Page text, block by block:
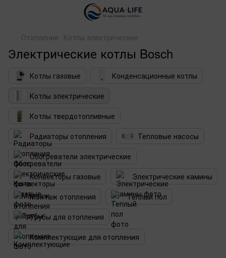
Отопление Котлы электрические
Электрические котлы Bosch
Котлы газовые
Конденсационные котлы
Котлы электрические
Котлы твердотопливные
Радиаторы отопления
Тепловые насосы
Обогреватели электрические
Конвекторы газовые
Электрические камины
Монтаж отопления
Теплый пол
Трубы для отопления
Комплектующие для отопления